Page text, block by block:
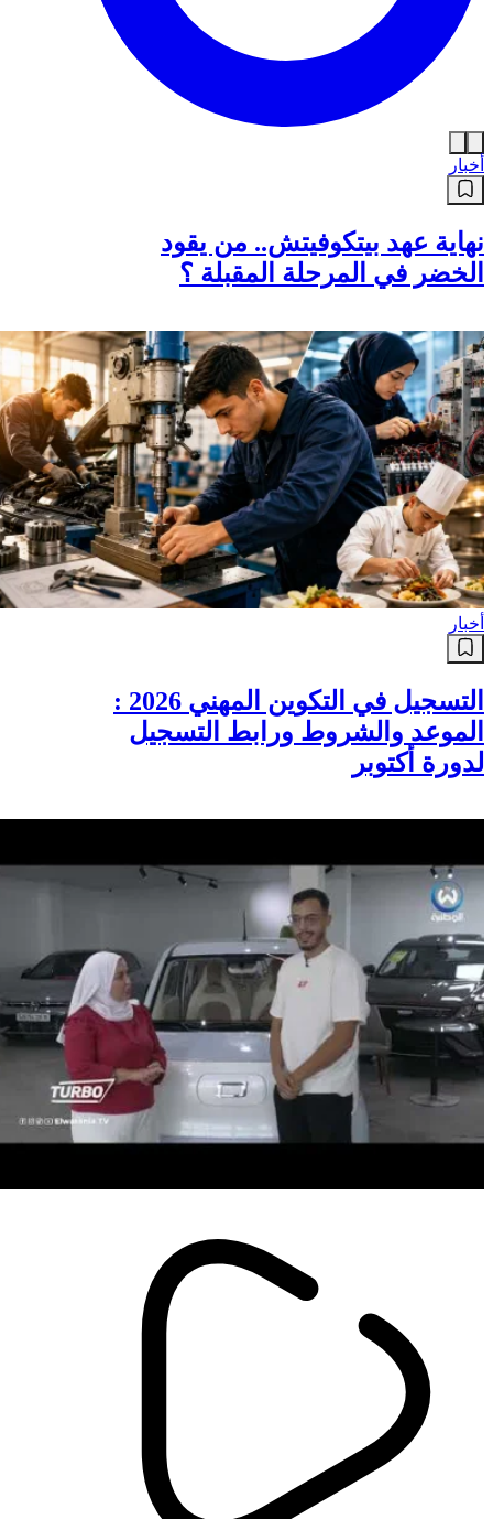
أخبار
نهاية عهد بيتكوفيتش.. من يقود
الخضر في المرحلة المقبلة ؟
أخبار
التسجيل في التكوين المهني 2026 :
الموعد والشروط ورابط التسجيل
لدورة أكتوبر